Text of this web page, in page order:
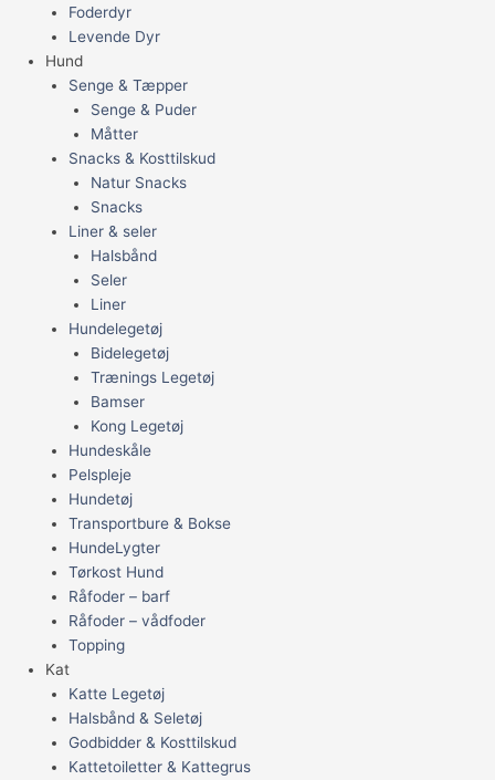
Foderdyr
Levende Dyr
Hund
Senge & Tæpper
Senge & Puder
Måtter
Snacks & Kosttilskud
Natur Snacks
Snacks
Liner & seler
Halsbånd
Seler
Liner
Hundelegetøj
Bidelegetøj
Trænings Legetøj
Bamser
Kong Legetøj
Hundeskåle
Pelspleje
Hundetøj
Transportbure & Bokse
HundeLygter
Tørkost Hund
Råfoder – barf
Råfoder – vådfoder
Topping
Kat
Katte Legetøj
Halsbånd & Seletøj
Godbidder & Kosttilskud
Kattetoiletter & Kattegrus